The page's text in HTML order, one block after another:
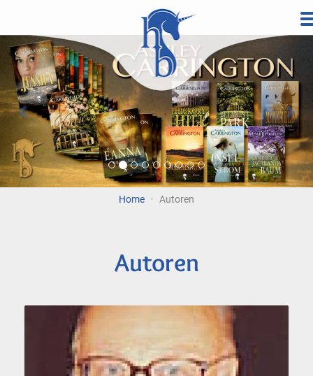
InhaltVorherige
Home Autoren
Autoren